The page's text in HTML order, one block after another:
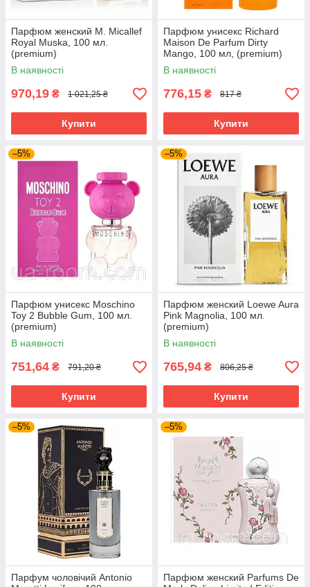
Парфюм женский M. Micallef
Royal Muska, 100 мл.
(premium)
В наявності
970,19 ₴ 1 021,25 ₴
Купити
Парфюм унисекс Richard
Maison De Parfum Dirty
Mango, 100 мл, (premium)
В наявності
776,15 ₴ 817 ₴
Купити
–5%
Парфюм унисекс Moschino
Toy 2 Bubble Gum, 100 мл.
(premium)
В наявності
751,64 ₴ 791,20 ₴
Купити
–5%
Парфюм женский Loewe Aura
Pink Magnolia, 100 мл.
(premium)
В наявності
765,94 ₴ 806,25 ₴
Купити
–5%
Парфум чоловічий Antonio
–5%
Парфюм женский Parfums De